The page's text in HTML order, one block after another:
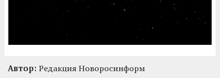
Автор: Редакция Новоросинформ